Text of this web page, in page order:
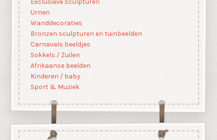
Exclusieve sculpturen
Urnen
Wanddecoraties
Bronzen sculpturen en tuinbeelden
Carnavals beeldjes
Sokkels / Zuilen
Afrikaanse beelden
Kinderen / baby
Sport & Muziek